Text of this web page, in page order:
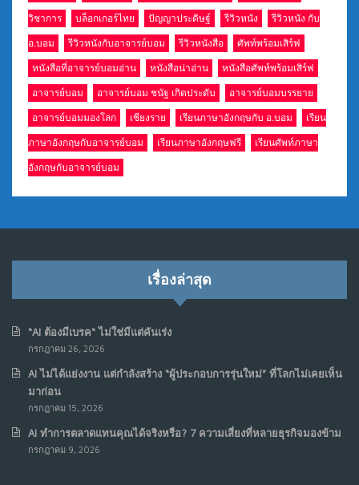
วิชาการ บล็อกเกอร์ไทย ปัญญาประดิษฐ์ รีวิวหนัง รีวิวหนัง กับ
อ.บอม รีวิวหนังกับอาจารย์บอม รีวิวหนังสือ ศัพท์พร้อมเสิร์ฟ
หนังสือที่อาจารย์บอมอ่าน หนังสือน่าอ่าน หนังสือศัพท์พร้อมเสิร์ฟ
อาจารย์บอม อาจารย์บอม ชนัฐ เกิดประดับ อาจารย์บอมบรรยาย
อาจารย์บอมมองโลก เชียงราย เรียนภาษาอังกฤษกับ อ.บอม เรียน
ภาษาอังกฤษกับอาจารย์บอม เรียนภาษาอังกฤษฟรี เรียนศัพท์ภาษา
อังกฤษกับอาจารย์บอม
เรื่องล่าสุด
“AI ต้องมีเบรค“ ไม่ใช่มีแต่คันเร่ง
กรกฎาคม 26, 2026
AI ไม่ได้แย่งงาน แต่กำลังสร้าง “ผู้ประกอบการรุ่นใหม่” ที่โลกไม่เคยเห็น
มาก่อน
กรกฎาคม 15, 2026
AI ทำการตลาดแทนคุณได้จริงหรือ? 7 ความเสี่ยงที่หลายธุรกิจมองข้าม
กรกฎาคม 9, 2026